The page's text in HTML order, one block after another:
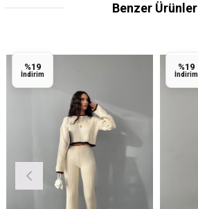
Benzer Ürünler
%19
İndirim
%19
İndirim